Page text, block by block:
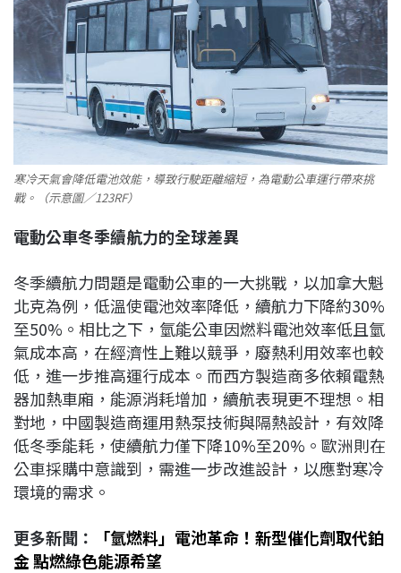
寒冷天氣會降低電池效能，導致行駛距離縮短，為電動公車運行帶來挑
戰。（示意圖／123RF）
電動公車冬季續航力的全球差異
冬季續航力問題是電動公車的一大挑戰，以加拿大魁
北克為例，低溫使電池效率降低，續航力下降約30%
至50%。相比之下，氫能公車因燃料電池效率低且氫
氣成本高，在經濟性上難以競爭，廢熱利用效率也較
低，進一步推高運行成本。而西方製造商多依賴電熱
器加熱車廂，能源消耗增加，續航表現更不理想。相
對地，中國製造商運用熱泵技術與隔熱設計，有效降
低冬季能耗，使續航力僅下降10%至20%。歐洲則在
公車採購中意識到，需進一步改進設計，以應對寒冷
環境的需求。
更多新聞：
「氫燃料」電池革命！新型催化劑取代鉑
金 點燃綠色能源希望